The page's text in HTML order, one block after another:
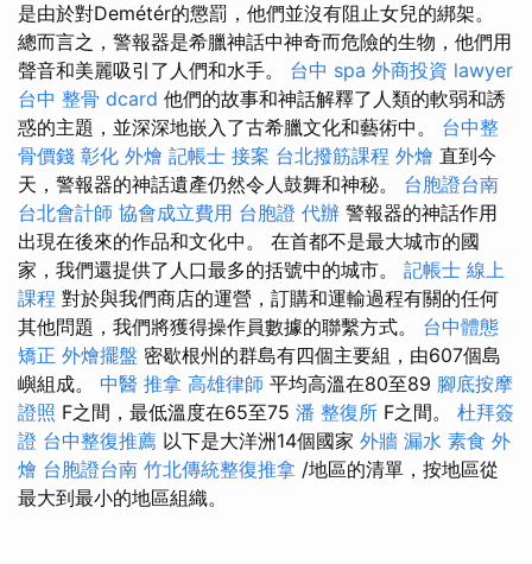
是由於對Demétér的懲罰，他們並沒有阻止女兒的綁架。
總而言之，警報器是希臘神話中神奇而危險的生物，他們用
聲音和美麗吸引了人們和水手。 台中 spa 外商投資 lawyer
台中 整骨 dcard 他們的故事和神話解釋了人類的軟弱和誘
惑的主題，並深深地嵌入了古希臘文化和藝術中。 台中整
骨價錢 彰化 外燴 記帳士 接案 台北撥筋課程 外燴 直到今
天，警報器的神話遺產仍然令人鼓舞和神秘。 台胞證台南
台北會計師 協會成立費用 台胞證 代辦 警報器的神話作用
出現在後來的作品和文化中。 在首都不是最大城市的國
家，我們還提供了人口最多的括號中的城市。 記帳士 線上
課程 對於與我們商店的運營，訂購和運輸過程有關的任何
其他問題，我們將獲得操作員數據的聯繫方式。 台中體態
矯正 外燴擺盤 密歇根州的群島有四個主要組，由607個島
嶼組成。 中醫 推拿 高雄律師 平均高溫在80至89 腳底按摩
證照 F之間，最低溫度在65至75 潘 整復所 F之間。 杜拜簽
證 台中整復推薦 以下是大洋洲14個國家 外牆 漏水 素食 外
燴 台胞證台南 竹北傳統整復推拿 /地區的清單，按地區從
最大到最小的地區組織。